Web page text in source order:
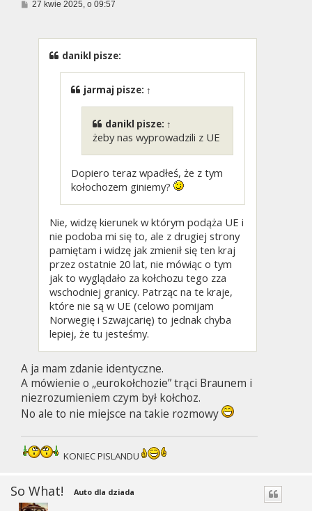
P27 kwie 2025, o 09:57
danikl pisze:
jarmaj pisze: ↑
danikl pisze: ↑
żeby nas wyprowadzili z UE
Dopiero teraz wpadłeś, że z tym
kołochozem giniemy?
Nie, widzę kierunek w którym podąża UE i
nie podoba mi się to, ale z drugiej strony
pamiętam i widzę jak zmienił się ten kraj
przez ostatnie 20 lat, nie mówiąc o tym
jak to wyglądało za kołchozu tego zza
wschodniej granicy. Patrząc na te kraje,
które nie są w UE (celowo pomijam
Norwegię i Szwajcarię) to jednak chyba
lepiej, że tu jesteśmy.
A ja mam zdanie identyczne.
A mówienie o „eurokołchozie” trąci Braunem i
niezrozumieniem czym był kołchoz.
No ale to nie miejsce na takie rozmowy
KONIEC PISLANDU
So What! Auto dla dziada